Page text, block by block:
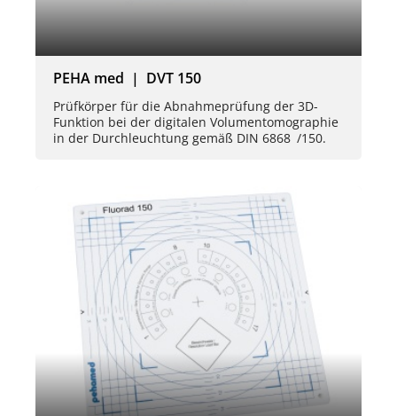
PEHA med | DVT 150
Prüfkörper für die Abnahmeprüfung der 3D-
Funktion bei der digitalen Volumentomographie
in der Durchleuchtung gemäß DIN 6868 /150.